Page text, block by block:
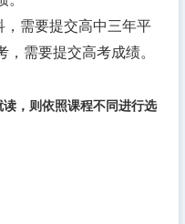
，需要提交高中三年平
需要提交高考成绩。
，则依照课程不同进行选